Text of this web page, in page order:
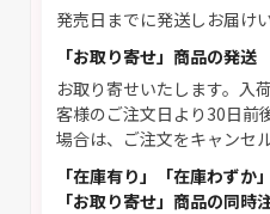
発売日までに発送しお届け
「お取り寄せ」商品の発送
お取り寄せいたします。入
客様のご注文日より30日前
場合は、ご注文をキャンセ
「在庫有り」「在庫わず
「お取り寄せ」商品の同時